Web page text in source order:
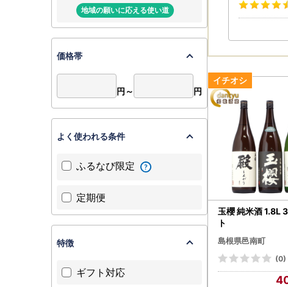
玉櫻 純米酒 1.8L
ト
島根県邑南町
(0)
地域の願いに応える使い道
価格帯
円～ 円
よく使われる条件
ふるなび限定
定期便
特徴
ギフト対応